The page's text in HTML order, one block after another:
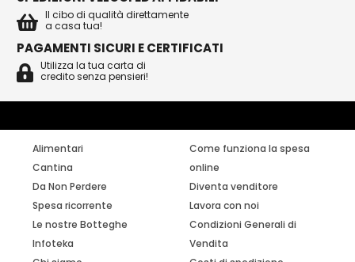
Il cibo di qualità direttamente
a casa tua!
PAGAMENTI SICURI E CERTIFICATI
Utilizza la tua carta di
credito senza pensieri!
Alimentari
Cantina
Da Non Perdere
Spesa ricorrente
Le nostre Botteghe
Infoteka
Come funziona la spesa
online
Diventa venditore
Lavora con noi
Condizioni Generali di
Vendita